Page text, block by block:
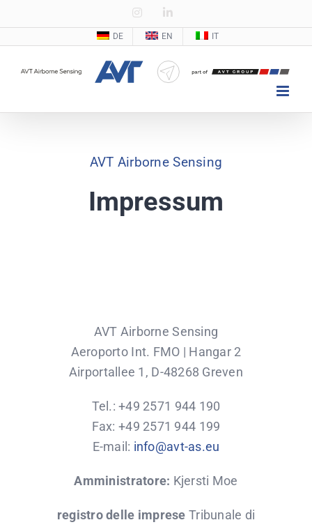
Inhalt
springen
InstagramLinkedIn
DE EN IT
AVT Airborne Sensing
Impressum
AVT Airborne Sensing
Aeroporto Int. FMO | Hangar 2
Airportallee 1, D-48268 Greven
Tel.: +49 2571 944 190
Fax: +49 2571 944 199
E-mail: info@avt-as.eu
Amministratore: Kjersti Moe
registro delle imprese Tribunale di